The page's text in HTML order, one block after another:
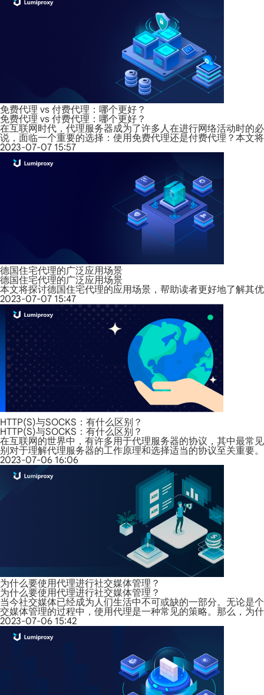
免费代理 vs 付费代理：哪个更好？
免费代理 vs 付费代理：哪个更好？
在互联网时代，代理服务器成为了许多人在进行网络活动时的
说，面临一个重要的选择：使用免费代理还是付费代理？本文
2023-07-07 15:57
德国住宅代理的广泛应用场景
德国住宅代理的广泛应用场景
本文将探讨德国住宅代理的应用场景，帮助读者更好地了解其
2023-07-07 15:47
HTTP(S)与SOCKS：有什么区别？
HTTP(S)与SOCKS：有什么区别？
在互联网的世界中，有许多用于代理服务器的协议，其中最常
别对于理解代理服务器的工作原理和选择适当的协议至关重要。
2023-07-06 16:06
为什么要使用代理进行社交媒体管理？
为什么要使用代理进行社交媒体管理？
当今社交媒体已经成为人们生活中不可或缺的一部分。无论是
交媒体管理的过程中，使用代理是一种常见的策略。那么，为
2023-07-06 15:42